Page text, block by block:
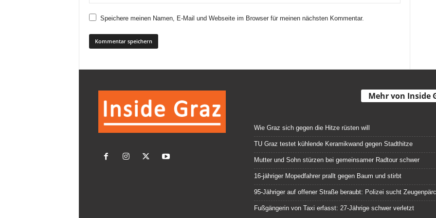
Speichere meinen Namen, E-Mail und Webseite im Browser für meinen nächsten Kommentar.
Mehr von Inside
Wie Graz sich gegen die Hitze rüsten will
TU Graz testet kühlende Keramikwand gegen Stadthitze
Mutter und Sohn stürzen bei gemeinsamer Radtour schwer
16-jähriger Mopedfahrer prallt gegen Baum und stirbt
95-Jähriger auf offener Straße beraubt: Polizei sucht
Fußgängerin von Taxi erfasst: 27-Jährige schwer verletzt